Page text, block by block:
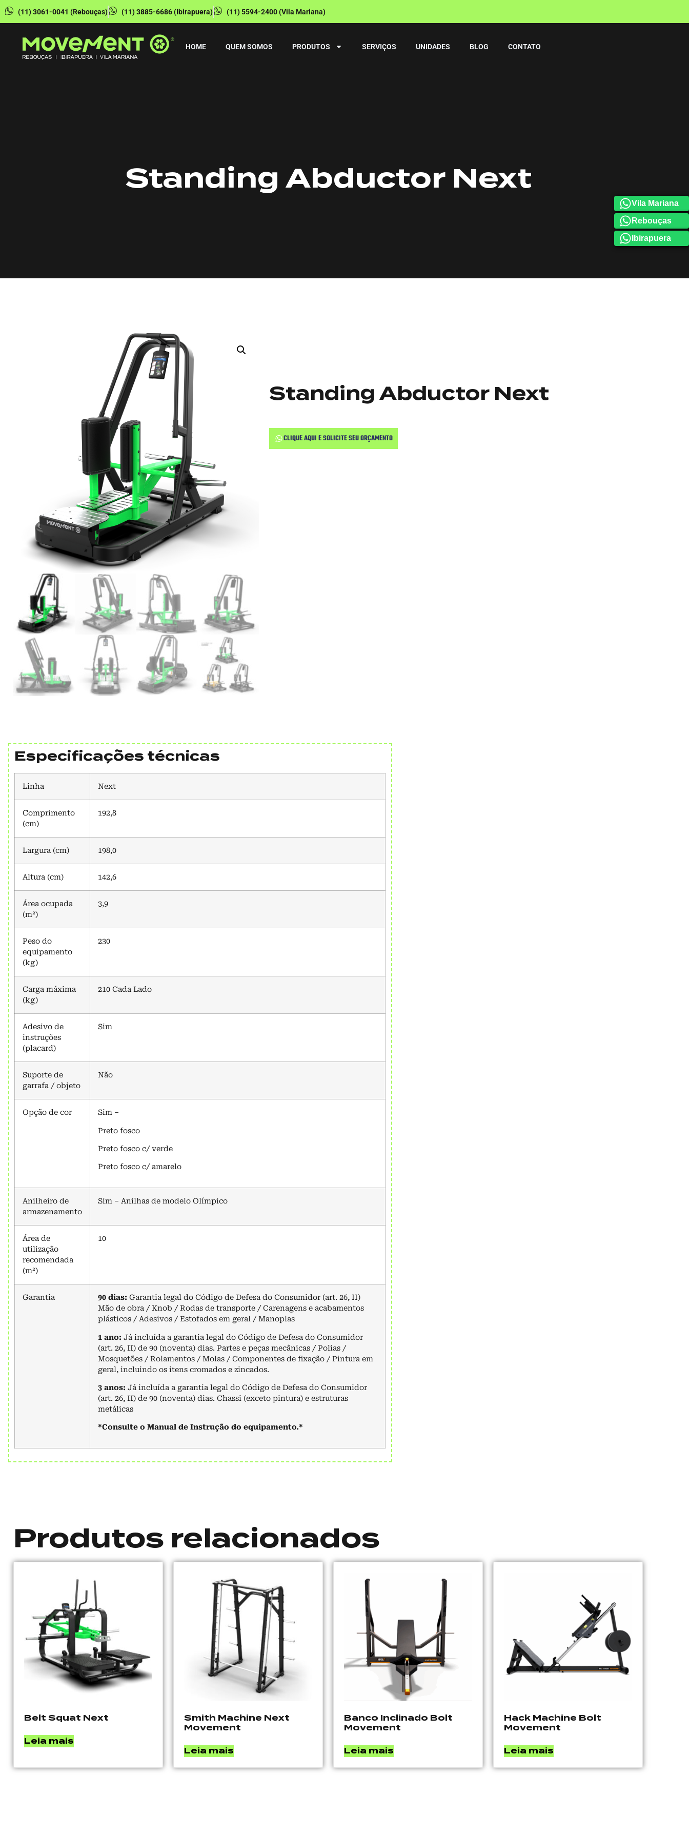
(11) 3061-0041 (Rebouças) (11) 3885-6686 (Ibirapuera) (11) 5594-2400 (Vila Mariana)
HOME QUEM SOMOS PRODUTOS SERVIÇOS UNIDADES BLOG CONTATO
Vila Mariana
Rebouças
Ibirapuera
Standing Abductor Next
Standing Abductor Next
CLIQUE AQUI E SOLICITE SEU ORÇAMENTO
Especificações técnicas
Linha Next
Comprimento
(cm)
192,8
Largura (cm) 198,0
Altura (cm) 142,6
Área ocupada
(m²)
3,9
Peso do
equipamento
(kg)
230
Carga máxima
(kg)
210 Cada Lado
Adesivo de
instruções
(placard)
Sim
Suporte de
garrafa / objeto
Não
Opção de cor Sim –
Preto fosco
Preto fosco c/ verde
Preto fosco c/ amarelo
Anilheiro de
armazenamento
Sim – Anilhas de modelo Olímpico
Área de
utilização
recomendada
(m²)
10
Garantia 90 dias: Garantia legal do Código de Defesa do Consumidor (art. 26, II)
Mão de obra / Knob / Rodas de transporte / Carenagens e acabamentos
plásticos / Adesivos / Estofados em geral / Manoplas
1 ano: Já incluída a garantia legal do Código de Defesa do Consumidor
(art. 26, II) de 90 (noventa) dias. Partes e peças mecânicas / Polias /
Mosquetões / Rolamentos / Molas / Componentes de fixação / Pintura em
geral, incluindo os itens cromados e zincados.
3 anos: Já incluída a garantia legal do Código de Defesa do Consumidor
(art. 26, II) de 90 (noventa) dias. Chassi (exceto pintura) e estruturas
metálicas
*Consulte o Manual de Instrução do equipamento.*
Produtos relacionados
Belt Squat Next
Leia mais
Smith Machine Next
Movement
Leia mais
Banco Inclinado Bolt
Movement
Leia mais
Hack Machine Bolt
Movement
Leia mais